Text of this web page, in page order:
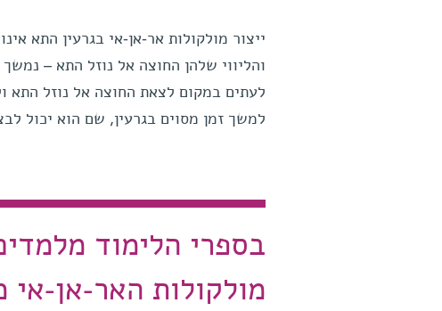
ייצור מולקולות אר-אן-אי בגרעין התא
והליווי שלהן החוצה אל נוזל התא –
לעתים במקום לצאת החוצה אל נוזל התא
למשך זמן מסוים בגרעין, שם הוא יכול
בספרי הלימוד
מולקולות האר-אן-